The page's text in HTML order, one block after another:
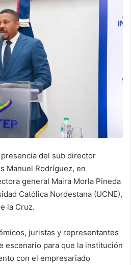
del sub director
Manuel Rodríguez, en
general Maira Morla Pineda
Católica Nordestana (UCNE),
la Cruz.
juristas y representantes
escenario para que la institución
con el empresariado